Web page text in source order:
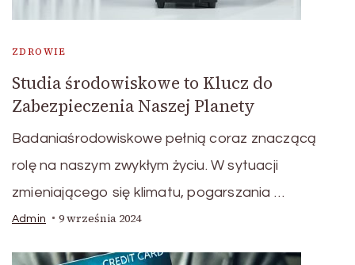
ZDROWIE
Studia środowiskowe to Klucz do
Zabezpieczenia Naszej Planety
Badaniaśrodowiskowe pełnią coraz znaczącą
rolę na naszym zwykłym życiu. W sytuacji
zmieniającego się klimatu, pogarszania …
Admin 9 września 2024